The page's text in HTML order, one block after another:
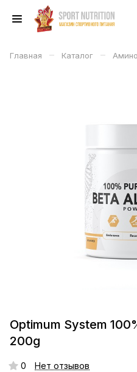
Главная – Каталог –
Optimum System
200g
0 Нет отзывов